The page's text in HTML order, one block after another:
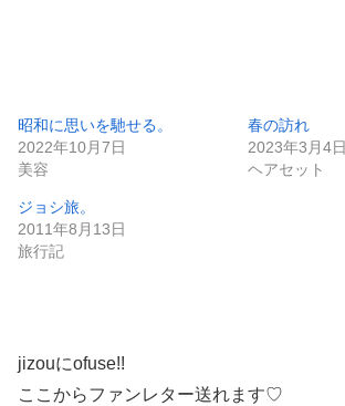
昭和に思いを馳せる。
2022年10月7日
美容
春の訪れ
2023年3月4日
ヘアセット
ジョシ旅。
2011年8月13日
旅行記
jizouにofuse!!
ここからファンレター送れます♡